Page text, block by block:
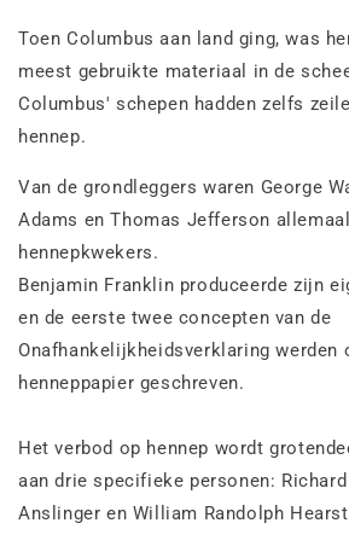
Toen Columbus aan land ging, was
meest gebruikte materiaal in de
Columbus' schepen hadden zelfs
hennep.
Van de grondleggers waren George
Adams en Thomas Jefferson
hennepkwekers.
Benjamin Franklin produceerde zijn
en de eerste twee concepten van de
Onafhankelijkheidsverklaring werden
henneppapier geschreven.
Het verbod op hennep wordt
aan drie specifieke personen:
Anslinger en William Randolph